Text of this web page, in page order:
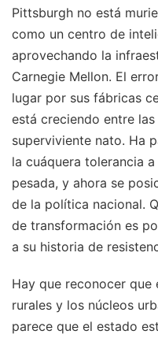
Pittsburgh no está
como un centro de
aprovechando la
Carnegie Mellon. El
lugar por sus fábricas
está creciendo entre
superviviente nato. Ha
la cuáquera tolerancia
pesada, y ahora se
de la política nacional.
de transformación es
a su historia de
Hay que reconocer
rurales y los núcleos
parece que el estado